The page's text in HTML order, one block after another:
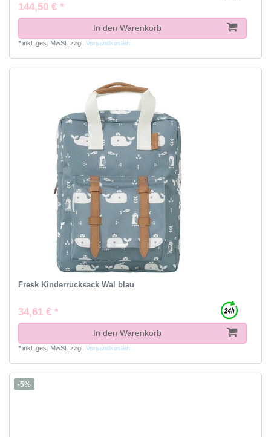
144,50 € *
In den Warenkorb
* inkl. ges. MwSt. zzgl. Versandkosten
Fresk Kinderrucksack Wal blau
34,61 € *
In den Warenkorb
* inkl. ges. MwSt. zzgl. Versandkosten
-5%